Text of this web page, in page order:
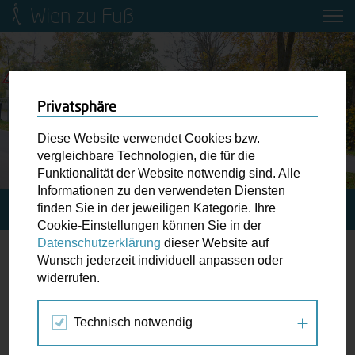
Wien zu Fuß
Mobilitätsbildung für Kinder und
Jugendliche
Ringstraße-Neugestaltung
Wiener Fußwegekarte
Newsletter abonnieren
Wunschbox
der Ampel ...
STARTSEITE GRATIS EVENT: 12 STUNDEN LIDO 2026
Gratis Event: 12 Stunden LiDo 2026
LiDo? Links der Donau! – Bereits zum 4. Mal
gemeinsam unterwegs
Privatsphäre
Diese Website verwendet Cookies bzw.
vergleichbare Technologien, die für die
Funktionalität der Website notwendig sind. Alle
Informationen zu den verwendeten Diensten
finden Sie in der jeweiligen Kategorie. Ihre
Cookie-Einstellungen können Sie in der
Datenschutzerklärung dieser Website auf
Wunsch jederzeit individuell anpassen oder
widerrufen.
Technisch notwendig